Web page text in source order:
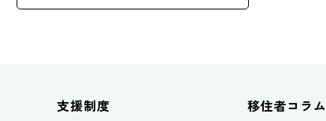
支援制度
移住者コラム